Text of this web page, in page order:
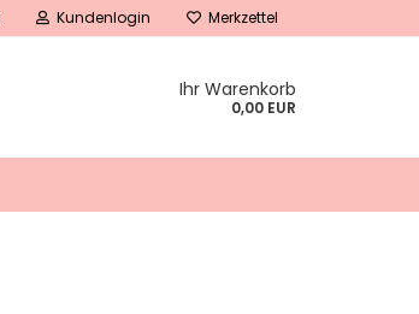
Kundenlogin Merkzettel
Ihr Warenkorb
0,00 EUR